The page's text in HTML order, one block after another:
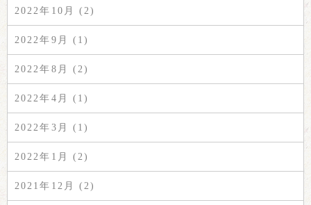
2022年10月 (2)
2022年9月 (1)
2022年8月 (2)
2022年4月 (1)
2022年3月 (1)
2022年1月 (2)
2021年12月 (2)